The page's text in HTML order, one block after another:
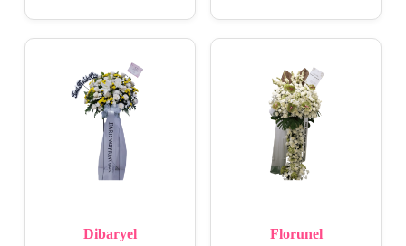
Dibaryel Florunel